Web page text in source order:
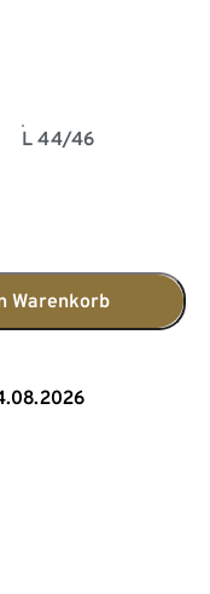
L 44/46
Warenkorb